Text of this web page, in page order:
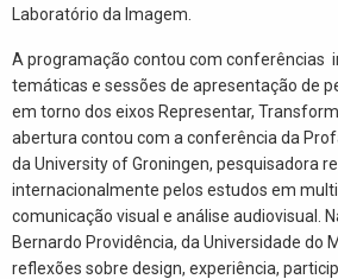
Laboratório da Imagem.
A programação contou com conferências
temáticas e sessões de apresentação de
em torno dos eixos Representar,
abertura contou com a conferência da
da University of Groningen, pesquisadora
internacionalmente pelos estudos em
comunicação visual e análise audiovisual.
Bernardo Providência, da Universidade do
reflexões sobre design, experiência,